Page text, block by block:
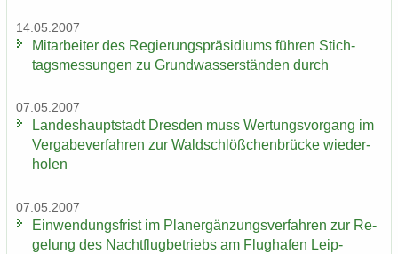
14.05.2007
Mit­ar­bei­ter des Re­gie­rungs­prä­si­di­ums füh­ren Stich­
tags­mes­sun­gen zu Grund­was­ser­stän­den durch
07.05.2007
Lan­des­haupt­stadt Dres­den muss Wer­tungs­vor­gang im
Ver­ga­be­ver­fah­ren zur Wald­schlöß­chen­brü­cke wie­der­
ho­len
07.05.2007
Ein­wen­dungs­frist im Planer­gän­zungs­ver­fah­ren zur Re­
ge­lung des Nacht­flug­be­triebs am Flug­ha­fen Leip­